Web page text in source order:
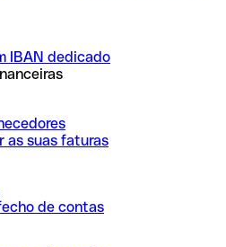
IBAN dedicado
as suas faturas
de contas